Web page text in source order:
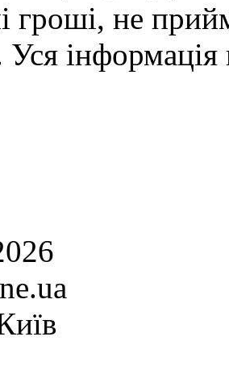
гроші, не
Уся